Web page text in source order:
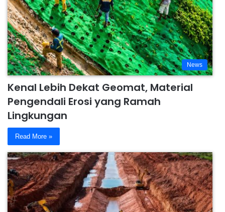
News
Kenal Lebih Dekat Geomat, Material
Pengendali Erosi yang Ramah
Lingkungan
Read More »